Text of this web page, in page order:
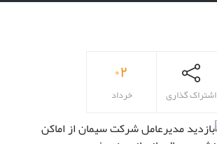
۰۲
خرداد اشتراک گذاری